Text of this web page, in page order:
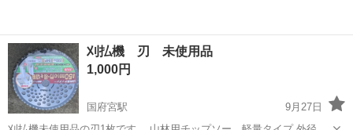
刈払機 刃 未使用品
1,000円
国府宮駅
9月27日